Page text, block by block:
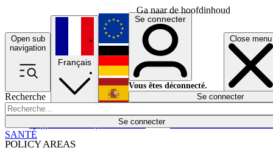
Ga naar de hoofdinhoud
Open sub
navigation
Close menu
Recherche
Se connecter
POLICY AREAS
Économie
Français
English
Deutsch
Español
Se connecter
Vous êtes déconnecté.
Se connecter
SANTÉ